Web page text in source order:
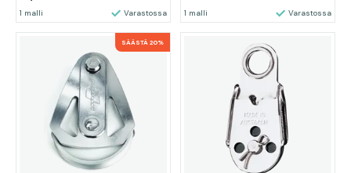
1 malli Varastossa 1 malli Varastossa
SÄÄSTÄ 20%